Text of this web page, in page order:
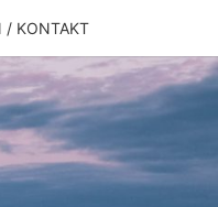
/ KONTAKT